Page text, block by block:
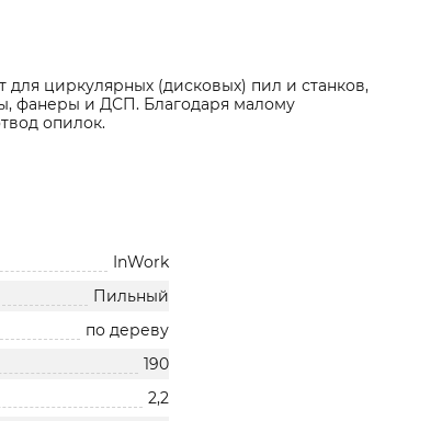
циркулярных (дисковых) пил и станков,
фанеры и ДСП. Благодаря малому
опилок.
InWork
Пильный
по дереву
190
2,2